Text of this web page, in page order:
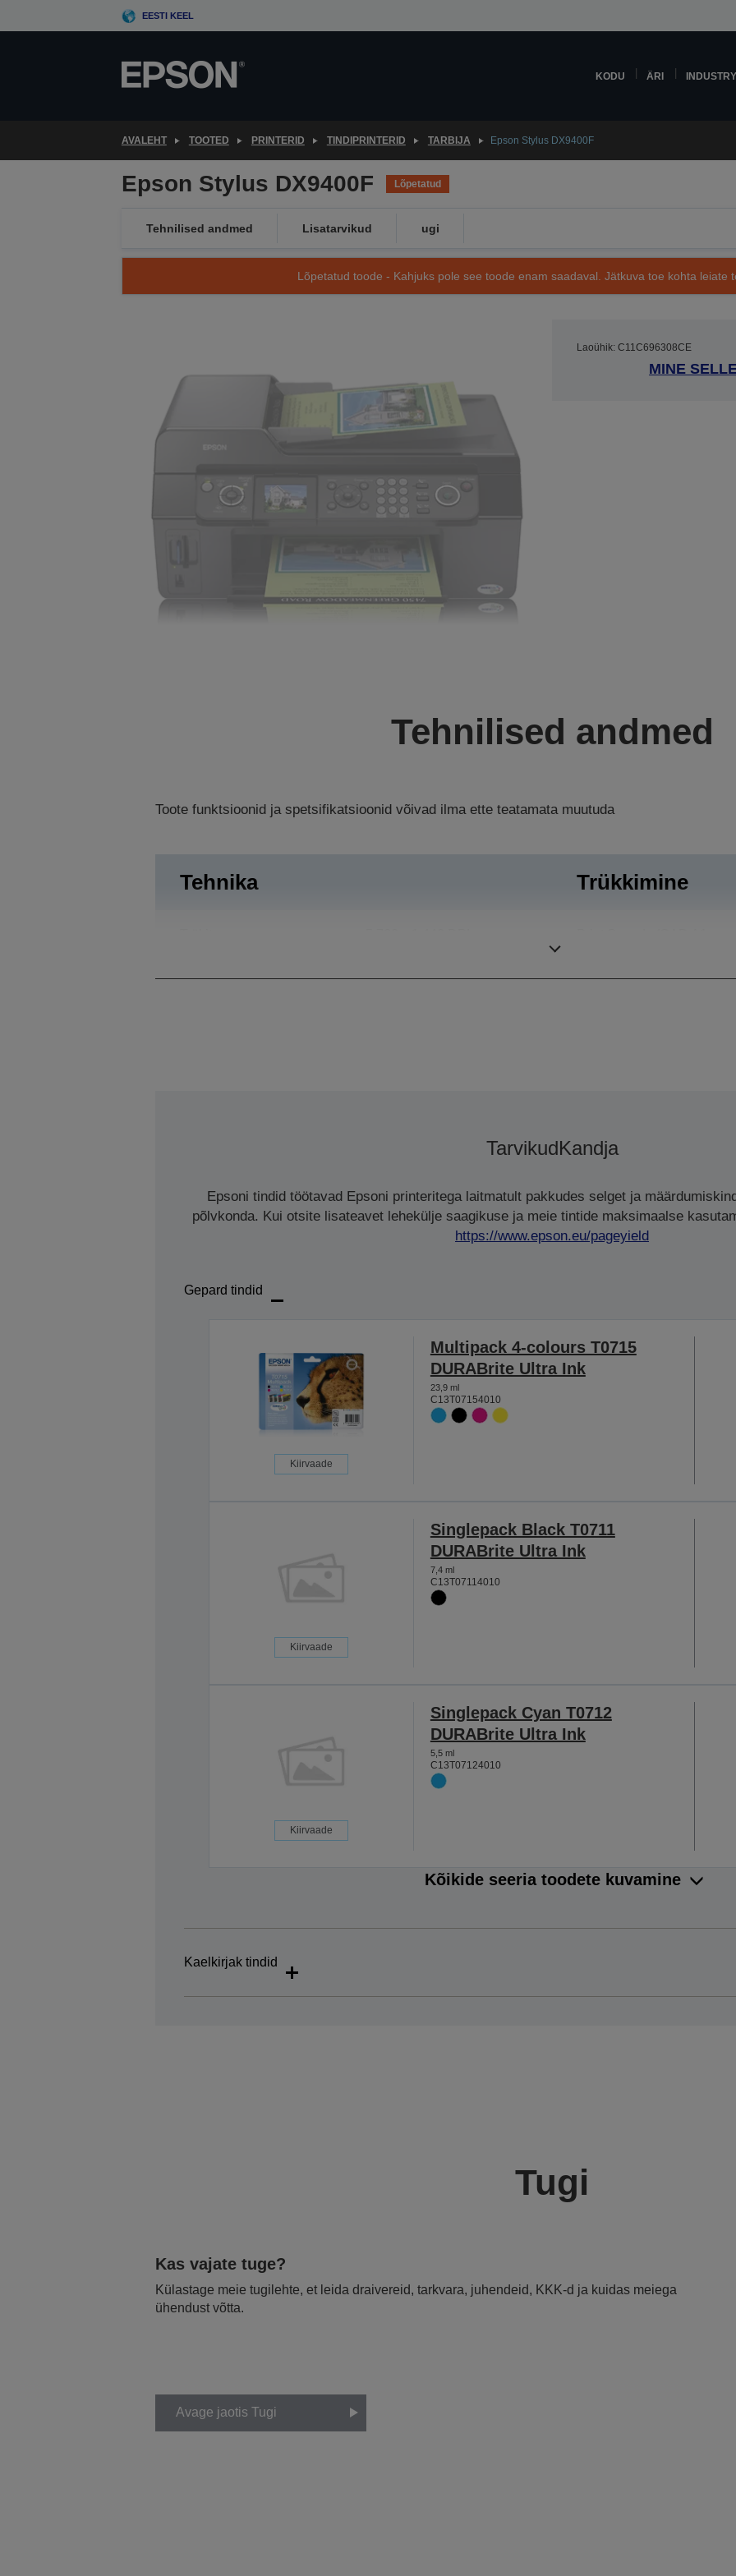
to
EESTI KEEL
KODU ÄRI INDUSTRY
AVALEHT TOOTED PRINTERID TINDIPRINTERID TARBIJA Epson Stylus DX9400F
Epson Stylus DX9400F Lõpetatud
Tehnilised andmed Lisatarvikud ugi
Lõpetatud toode - Kahjuks pole see toode enam saadaval. Jätkuva toe kohta leiate
Laoühik: C11C696308CE
MINE
Tehnilised andmed
Toote funktsioonid ja spetsifikatsioonid võivad ilma ette teatamata muutuda
Tehnika Trükkimine
TarvikudKandja
Epsoni tindid töötavad Epsoni printeritega laitmatult pakkudes selget ja
põlvkonda. Kui otsite lisateavet lehekülje saagikuse ja meie tintide maksimaalse
https://www.epson.eu/pageyield
Gepard tindid
Kiirvaade
Multipack 4-colours T0715
DURABrite Ultra Ink
23,9 ml
C13T07154010
Kiirvaade
Singlepack Black T0711
DURABrite Ultra Ink
7,4 ml
C13T07114010
Kiirvaade
Singlepack Cyan T0712
DURABrite Ultra Ink
5,5 ml
C13T07124010
Kõikide seeria toodete kuvamine
Kaelkirjak tindid
Tugi
Kas vajate tuge?
Külastage meie tugilehte, et leida draivereid, tarkvara, juhendeid, KKK-d ja kuidas meiega
ühendust võtta.
Avage jaotis Tugi